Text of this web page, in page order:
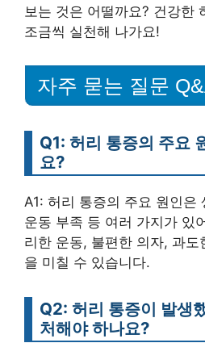
보는 것은 어떨까요? 건강한
조금씩 실천해 나가요!
자주 묻는 질문
Q1: 허리 통증의 주요
요?
A1: 허리 통증의 주요 원인은
운동 부족 등 여러 가지가 있
리한 운동, 불편한 의자, 과
을 미칠 수 있습니다.
Q2: 허리 통증이 발생
처해야 하나요?